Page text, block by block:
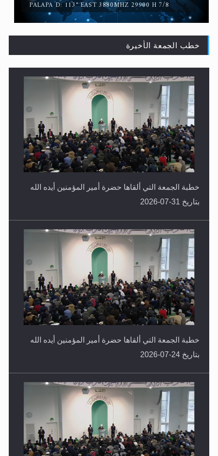
لا ناسخ ولا منسوخ في القرآن الكريم
PALAPA D: 113° EAST 3880MHZ 29900 H 7/8
خطب الجمعة الأخيرة
خطبة الجمعة التي ألقاها حضرة أمير المؤمنين أيده الله
بتاريخ 31-07-2026
خطبة الجمعة التي ألقاها حضرة أمير المؤمنين أيده الله
بتاريخ 24-07-2026